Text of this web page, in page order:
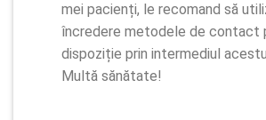
mei pacienți, le recomand să
încredere metodele de contact
dispoziție prin intermediul
Multă sănătate!